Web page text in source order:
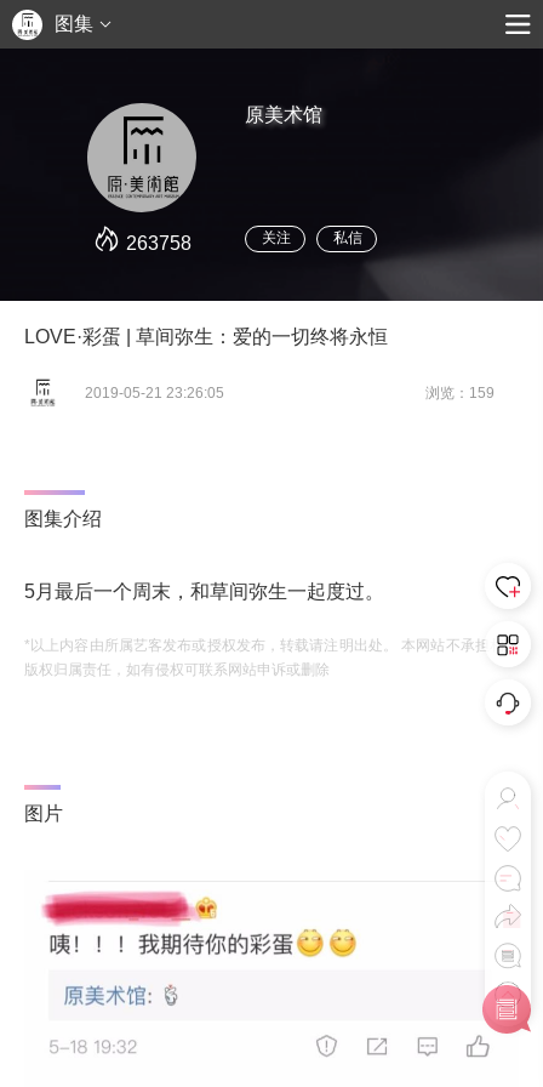
图集
263758
原美术馆
关注 私信
LOVE·彩蛋 | 草间弥生：爱的一切终将永恒
2019-05-21 23:26:05 浏览：159
图集介绍
5月最后一个周末，和草间弥生一起度过。
*以上内容由所属艺客发布或授权发布，转载请注明出处。 本网站不承担相应
版权归属责任，如有侵权可联系网站申诉或删除
图片